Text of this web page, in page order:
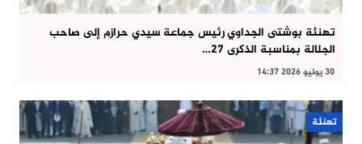
تهنئة بوشتى الجداوي رئيس جماعة سيدي حرازم إلى صاحب
الجلالة بمناسبة الذكرى 27…
30 يوليو 2026 14:37
تهنئة